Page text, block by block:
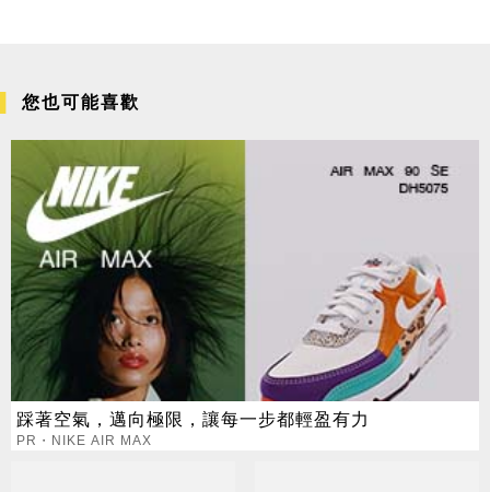
您也可能喜歡
踩著空氣，邁向極限，讓每一步都輕盈有力
PR・NIKE AIR MAX